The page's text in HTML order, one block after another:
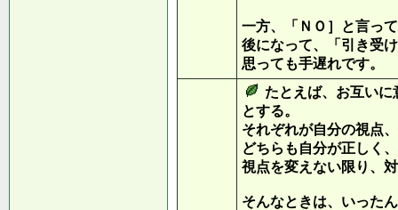
一方、「ＮＯ］と言っ
後になって、「引き受
思っても手遅れです。
たとえば、お互い
とする。
それぞれが自分の視点
どちらも自分が正しく
視点を変えない限り、
そんなときは、いった